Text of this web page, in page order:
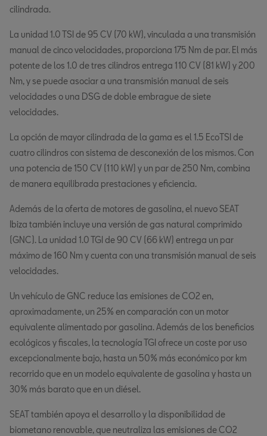
cilindrada.
La unidad 1.0 TSI de 95 CV (70 kW), vinculada a una transmisión
manual de cinco velocidades, proporciona 175 Nm de par. El más
potente de los 1.0 de tres cilindros entrega 110 CV (81 kW) y 200
Nm, y se puede asociar a una transmisión manual de seis
velocidades o una DSG de doble embrague de siete
velocidades.
La opción de mayor cilindrada de la gama es el 1.5 EcoTSI de
cuatro cilindros con sistema de desconexión de los mismos. Con
una potencia de 150 CV (110 kW) y un par de 250 Nm, combina
de manera equilibrada prestaciones y eficiencia.
Además de la oferta de motores de gasolina, el nuevo SEAT
Ibiza también incluye una versión de gas natural comprimido
(GNC). La unidad 1.0 TGI de 90 CV (66 kW) entrega un par
máximo de 160 Nm y cuenta con una transmisión manual de seis
velocidades.
Un vehículo de GNC reduce las emisiones de CO2 en,
aproximadamente, un 25% en comparación con un motor
equivalente alimentado por gasolina. Además de los beneficios
ecológicos y fiscales, la tecnología TGI ofrece un coste por uso
excepcionalmente bajo, hasta un 50% más económico por km
recorrido que en un modelo equivalente de gasolina y hasta un
30% más barato que en un diésel.
SEAT también apoya el desarrollo y la disponibilidad de
biometano renovable, que neutraliza las emisiones de CO2